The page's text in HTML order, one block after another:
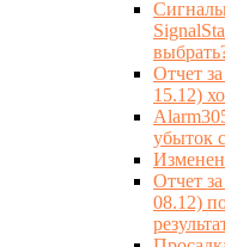
Отчет
15.12)
убыток
Отчет
08.12)